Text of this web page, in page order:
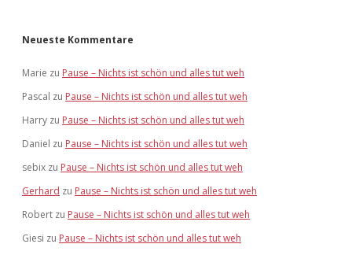
Neueste Kommentare
Marie zu Pause – Nichts ist schön und alles tut weh
Pascal zu Pause – Nichts ist schön und alles tut weh
Harry zu Pause – Nichts ist schön und alles tut weh
Daniel zu Pause – Nichts ist schön und alles tut weh
sebix zu Pause – Nichts ist schön und alles tut weh
Gerhard zu Pause – Nichts ist schön und alles tut weh
Robert zu Pause – Nichts ist schön und alles tut weh
Giesi zu Pause – Nichts ist schön und alles tut weh